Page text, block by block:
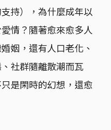
持），為什麼成年以
情？隨著愈來愈多人
姻，還有人口老化、
社群隨離散潮而瓦
是閑時的幻想，還愈